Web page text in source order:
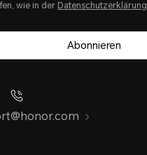
wie in der Datenschutzerklärung
Abonnieren